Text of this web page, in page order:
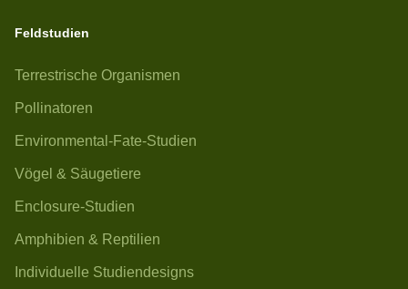
Feldstudien
Terrestrische Organismen
Pollinatoren
Environmental-Fate-Studien
Vögel & Säugetiere
Enclosure-Studien
Amphibien & Reptilien
Individuelle Studiendesigns